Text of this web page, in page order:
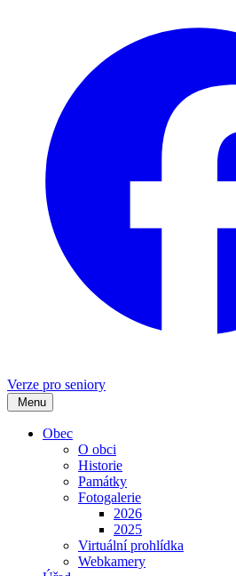
Verze pro seniory
Menu
Obec
O obci
Historie
Památky
Fotogalerie
2026
2025
Virtuální prohlídka
Webkamery